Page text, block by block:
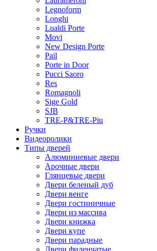
Legnoform
Longhi
Lualdi Porte
Movi
New Design Porte
Pail
Porte in Door
Pucci Saoro
Res
Romagnoli
Sige Gold
SJB
TRE-P&TRE-Piu
Ручки
Видеоролики
Типы дверей
Алюминиевые двери
Арочные двери
Глянцевые двери
Двери беленый дуб
Двери венге
Двери гостиничные
Двери из массива
Двери книжка
Двери купе
Двери парадные
Двери филенчатые